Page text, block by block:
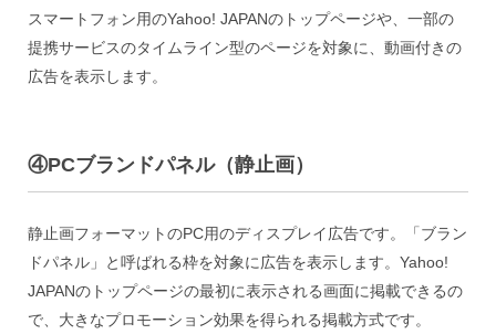
スマートフォン用のYahoo! JAPANのトップページや、一部の
提携サービスのタイムライン型のページを対象に、動画付きの
広告を表示します。
④PCブランドパネル（静止画）
静止画フォーマットのPC用のディスプレイ広告です。「ブラン
ドパネル」と呼ばれる枠を対象に広告を表示します。Yahoo!
JAPANのトップページの最初に表示される画面に掲載できるの
で、大きなプロモーション効果を得られる掲載方式です。